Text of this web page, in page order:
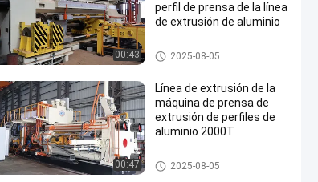
00:43
perfil de prensa de la línea
de extrusión de aluminio
Máquina de extrusión de alum
inio
2025-08-05
00:47
Línea de extrusión de la
máquina de prensa de
extrusión de perfiles de
aluminio 2000T
Máquina de extrusión de alum
inio
2025-08-05